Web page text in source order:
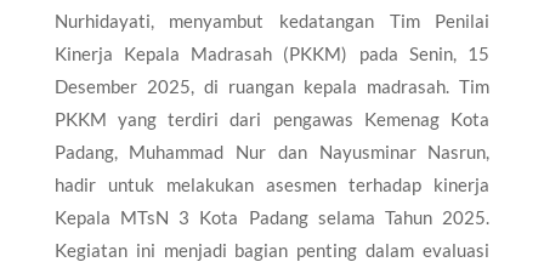
Nurhidayati, menyambut kedatangan Tim Penilai
Kinerja Kepala Madrasah (PKKM) pada Senin, 15
Desember 2025, di ruangan kepala madrasah. Tim
PKKM yang terdiri dari pengawas Kemenag Kota
Padang, Muhammad Nur dan Nayusminar Nasrun,
hadir untuk melakukan asesmen terhadap kinerja
Kepala MTsN 3 Kota Padang selama Tahun 2025.
Kegiatan ini menjadi bagian penting dalam evaluasi